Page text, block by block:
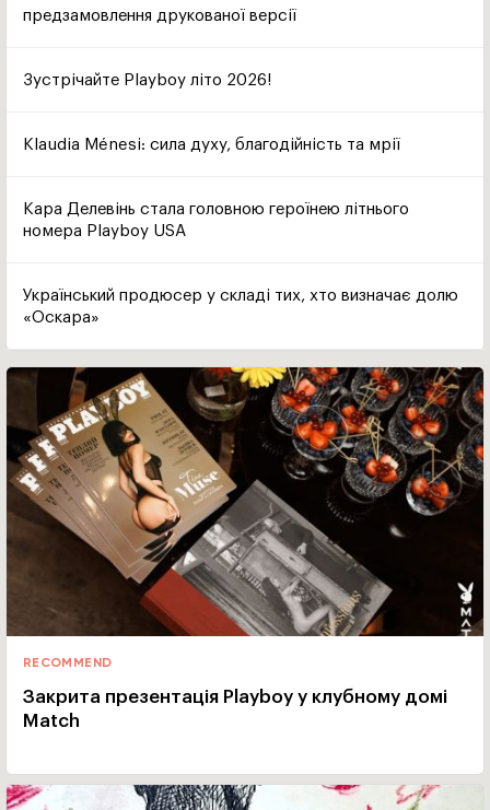
предзамовлення друкованої версії
Зустрічайте Playboy літо 2026!
Klaudia Ménesi: сила духу, благодійність та мрії
Кара Делевінь стала головною героїнею літнього
номера Playboy USA
Український продюсер у складі тих, хто визначає долю
«Оскара»
RECOMMEND
Закрита презентація Playboy у клубному домі
Match